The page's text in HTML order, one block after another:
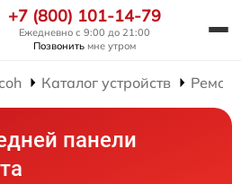
+7 (800) 101-14-79
Ежедневно с 9:00 до 21:00
Позвонить мне утром
Каталог устройств
панели